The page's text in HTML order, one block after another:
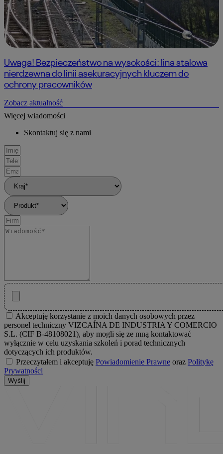
Uwaga! Bezpieczeństwo na wysokości: lina stalowa
nierdzewna do linii asekuracyjnych kluczem do
ochrony pracowników
Zobacz aktualność
Więcej wiadomości
Skontaktuj się z nami
Akceptuję korzystanie z moich danych osobowych przez
personel techniczny VIZCAÍNA DE INDUSTRIA Y COMERCIO
S.L. (CIF B-48108021), aby mogli się ze mną kontaktować
wyłącznie w celu uzyskania szkoleń i porad technicznych
dotyczących ich produktów.
Przeczytałem i akceptuję Powiadomienie Prawne oraz Politykę
Prywatności
Wyślij